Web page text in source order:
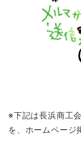
※下記は長浜商工
を、ホームページ